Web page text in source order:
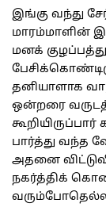
இங்கு வந்து
மாரம்மாளின்
மனக்
தனியாளாக
ஒன்றரை
பார்த்து வந்த
அதனை
நகர்த்திக்